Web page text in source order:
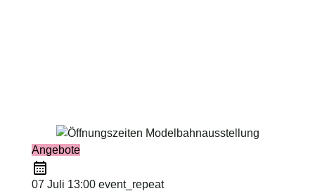
Angebote
07 Juli 13:00 event_repeat